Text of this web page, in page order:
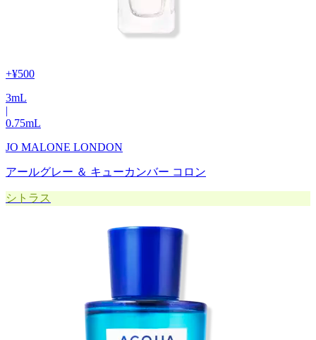
+¥500
3mL
|
0.75mL
JO MALONE LONDON
アールグレー ＆ キューカンバー コロン
シトラス